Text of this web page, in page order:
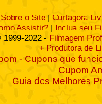
Sobre o Site | Curtagora
Assistir? | Inclua seu
1999-2022 - Filmagem
+ Produtora de
- Cupons que
Cupom
Guia dos Melhores